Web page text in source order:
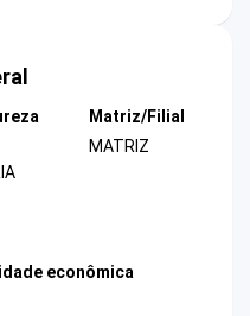
Matriz/Filial
MATRIZ
econômica